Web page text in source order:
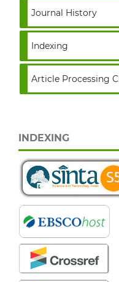
Journal History
Indexing
Article Processing
INDEXING